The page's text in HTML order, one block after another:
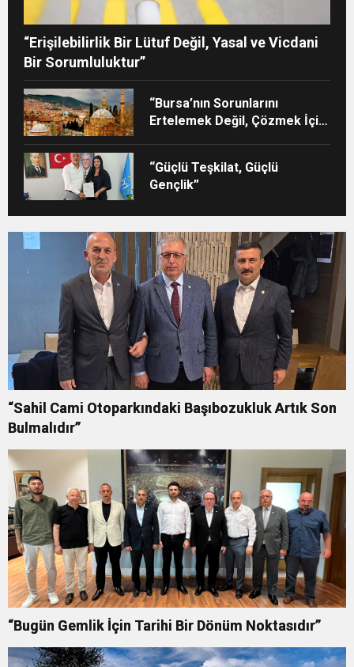
“Erişilebilirlik Bir Lütuf Değil, Yasal ve Vicdani
Bir Sorumluluktur”
“Bursa’nın Sorunlarını
Ertelemek Değil, Çözmek İçin
“Güçlü Teşkilat, Güçlü
Gençlik”
“Sahil Cami Otoparkındaki Başıbozukluk Artık Son
Bulmalıdır”
“Bugün Gemlik İçin Tarihi Bir Dönüm Noktasıdır”